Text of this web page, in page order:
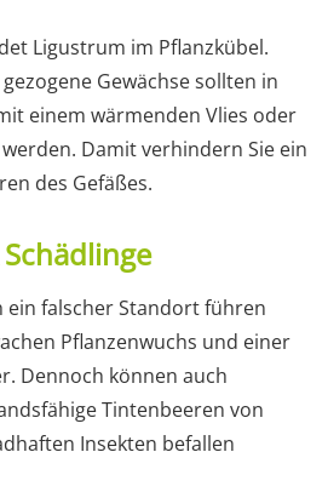
Ligustrum im Pflanzkübel.
Gewächse sollten in
einem wärmenden Vlies oder
Damit verhindern Sie ein
des Gefäßes.
ein falscher Standort führen
Pflanzenwuchs und einer
Dennoch können auch
Tintenbeeren von
Insekten befallen